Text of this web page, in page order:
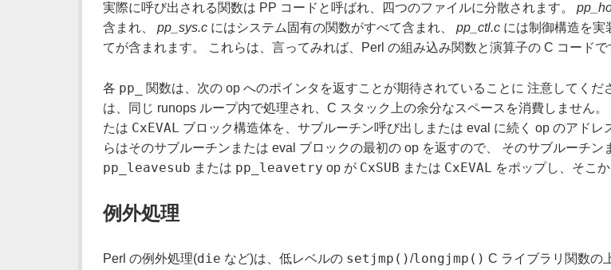
実際に呼び出される関数は PP コードと呼ばれ、四つのファイルに分散されます。
含まれ、 pp_sys.cにはシステム固有の関数がすべて含まれ、 pp_ctl.cには制御構造を実
てが含まれます。 これらは、言ってみれば、Perl の組み込み関数と演算子の C コードで
各 pp_
関数は、次の op へのポインタを返すことが期待されていることに 注意してく
は、同じ runops ループ内で処理され、C スタック上の余分なスペースを消費しません。
たは CxEVAL ブロック構造体を、サブルーチン呼び出しまたは eval に続く op のアド
らはそのサブルーチンまたは eval ブロックの最初の op を返すので、 そのサブルーチン
pp_leavesub または pp_leavetry op が CxSUB または CxEVAL をポップし、そこ
例外処理
Perl の例外処理(die など)は、低レベルの setjmp()/longjmp() C ライブラリ関数の